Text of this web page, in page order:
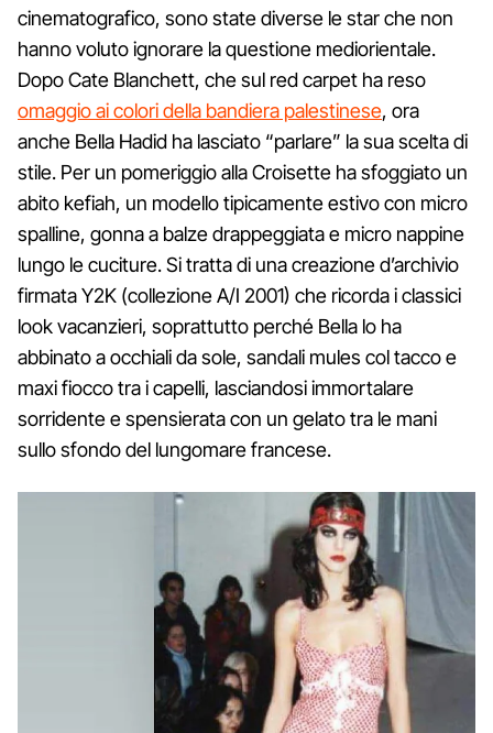
cinematografico, sono state diverse le star che non
hanno voluto ignorare la questione mediorientale.
Dopo Cate Blanchett, che sul red carpet ha reso
omaggio ai colori della bandiera palestinese, ora
anche Bella Hadid ha lasciato “parlare” la sua scelta di
stile. Per un pomeriggio alla Croisette ha sfoggiato un
abito kefiah, un modello tipicamente estivo con micro
spalline, gonna a balze drappeggiata e micro nappine
lungo le cuciture. Si tratta di una creazione d’archivio
firmata Y2K (collezione A/I 2001) che ricorda i classici
look vacanzieri, soprattutto perché Bella lo ha
abbinato a occhiali da sole, sandali mules col tacco e
maxi fiocco tra i capelli, lasciandosi immortalare
sorridente e spensierata con un gelato tra le mani
sullo sfondo del lungomare francese.